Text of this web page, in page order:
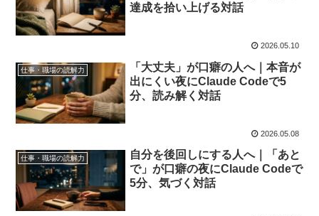
達成を拾い上げる対話
2026.05.10
仕事・職場の読解力
「大丈夫」が口癖の人へ｜本音が
出にくい夜にClaude Codeで5
分、読み解く対話
2026.05.08
仕事・職場の読解力
自分を後回しにする人へ｜「あと
で」が口癖の夜にClaude Codeで
5分、気づく対話